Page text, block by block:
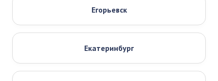
Егорьевск
Екатеринбург